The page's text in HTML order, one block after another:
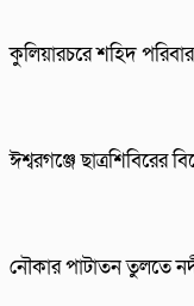
কুলিয়ারচরে শহিদ
ঈশ্বরগঞ্জে
নৌকার পাটাতন তুলতে